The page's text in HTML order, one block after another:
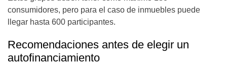
consumidores, pero para el caso de inmuebles puede
llegar hasta 600 participantes.
Recomendaciones antes de elegir un
autofinanciamiento